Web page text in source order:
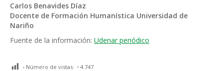
Carlos Benavides Díaz
Docente de Formación Humanística Universidad de
Nariño
Fuente de la información: Udenar periódico
Número de vistas: 4.747